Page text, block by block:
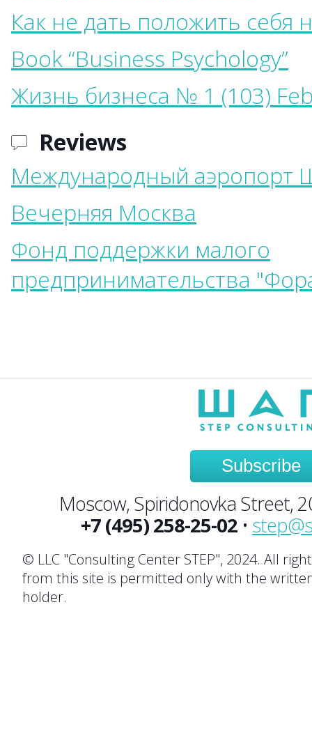
Как не дать положить себя
Book “Business Psychology”
Жизнь бизнеса № 1 (103)
Reviews
Международный аэропорт
Вечерняя Москва
Фонд поддержки малого
предпринимательства
Subscribe
Moscow, Spiridonovka Street,
+7 (495) 258-25-02 •
© LLC "Consulting Center STEP", 2024. All
from this site is permitted only with the
holder.